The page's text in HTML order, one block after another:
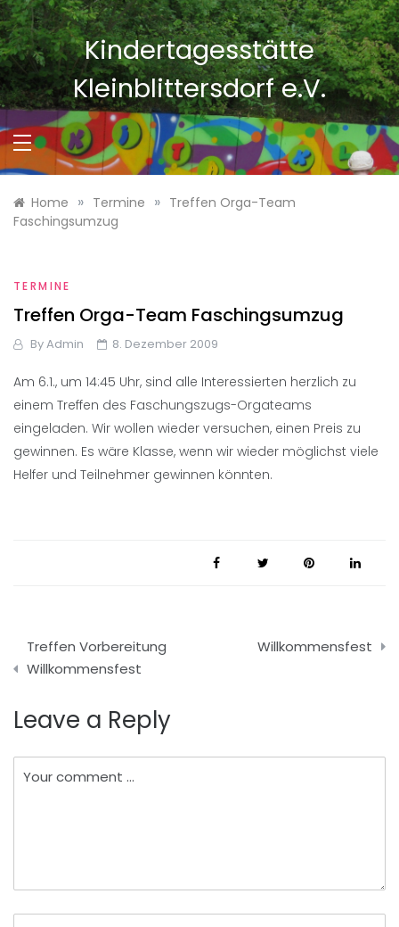
Skip
to
content
Kindertagesstätte
Kleinblittersdorf e.V.
Home » Termine » Treffen Orga-Team
Faschingsumzug
TERMINE
Treffen Orga-Team Faschingsumzug
ByAdmin 8. Dezember 2009
Am 6.1., um 14:45 Uhr, sind alle Interessierten herzlich zu
einem Treffen des Faschungszugs-Orgateams
eingeladen. Wir wollen wieder versuchen, einen Preis zu
gewinnen. Es wäre Klasse, wenn wir wieder möglichst viele
Helfer und Teilnehmer gewinnen könnten.
Beitragsnavigation
Treffen Vorbereitung
Willkommensfest
Willkommensfest
Leave a Reply